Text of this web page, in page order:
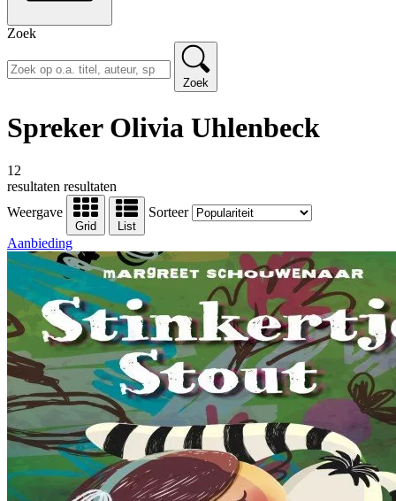
Zoek
Zoek
Spreker Olivia Uhlenbeck
12
resultaten resultaten
Weergave
Grid List
Sorteer
Aanbieding